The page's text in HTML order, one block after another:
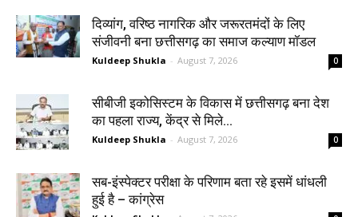
दिव्यांग, वरिष्ठ नागरिक और जरूरतमंदों के लिए
संजीवनी बना छत्तीसगढ़ का समाज कल्याण मॉडल
Kuldeep Shukla - August 7, 2026 0
सीबीजी इकोसिस्टम के विकास में छत्तीसगढ़ बना देश
का पहला राज्य, केंद्र से मिले...
Kuldeep Shukla - August 7, 2026 0
सब-इंस्पेक्टर परीक्षा के परिणाम बता रहे इसमें धांधली
हुई है – कांग्रेस